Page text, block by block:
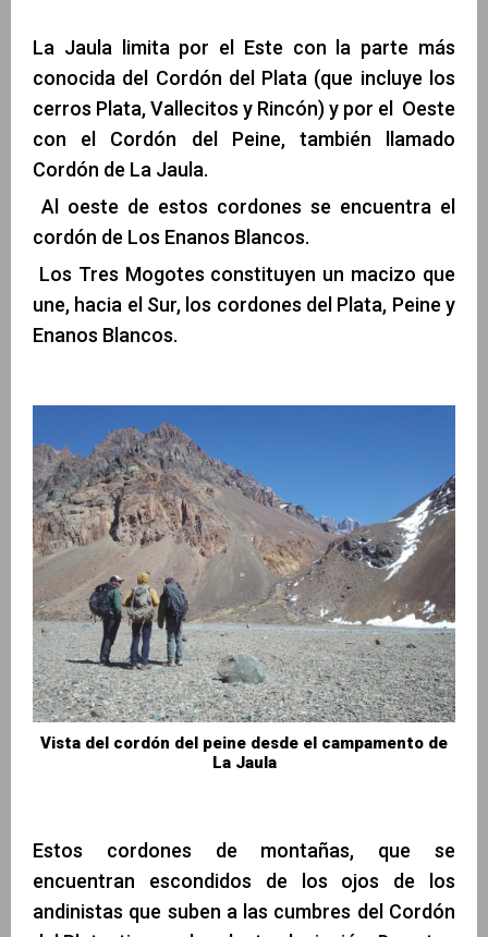
La Jaula limita por el Este con la parte más
conocida del Cordón del Plata (que incluye los
cerros Plata, Vallecitos y Rincón) y por el Oeste
con el Cordón del Peine, también llamado
Cordón de La Jaula.
Al oeste de estos cordones se encuentra el
cordón de Los Enanos Blancos.
Los Tres Mogotes constituyen un macizo que
une, hacia el Sur, los cordones del Plata, Peine y
Enanos Blancos.
Vista del cordón del peine desde el campamento de
La Jaula
Estos cordones de montañas, que se
encuentran escondidos de los ojos de los
andinistas que suben a las cumbres del Cordón